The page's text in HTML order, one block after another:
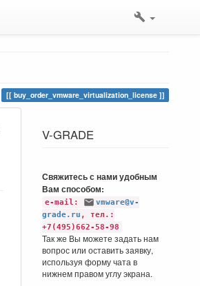
buy_order_vmware_virtualization_license
V-GRADE
Свяжитесь с нами удобным
Вам способом:
e-mail:
vmware@v-
grade.ru , тел.:
+7(495)662-58-98
Так же Вы можете задать нам
вопрос или оставить заявку,
используя форму чата в
нижнем правом углу экрана.